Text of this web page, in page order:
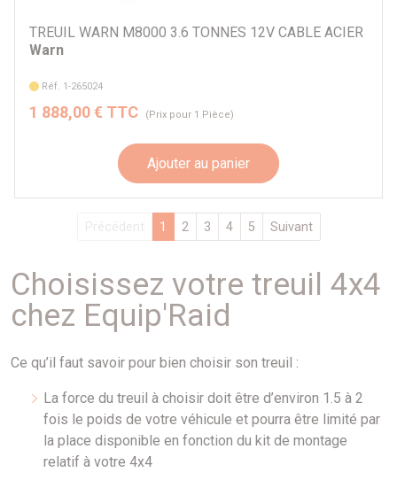
Choisissez votre treuil 4x4
chez Equip'Raid
Ce qu’il faut savoir pour bien choisir son treuil :
La force du treuil à choisir doit être d’environ 1.5 à 2
fois le poids de votre véhicule et pourra être limité par
la place disponible en fonction du kit de montage
relatif à votre 4x4
TREUIL WARN M8000 3.6 TONNES 12V CABLE ACIER
Warn
Réf. 1-265024
1 888,00 € TTC (Prix pour 1 Pièce)
Ajouter au panier
Précédent 1 2 3 4 5 Suivant